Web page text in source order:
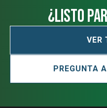
¿Listo
VER
PREGUNTA